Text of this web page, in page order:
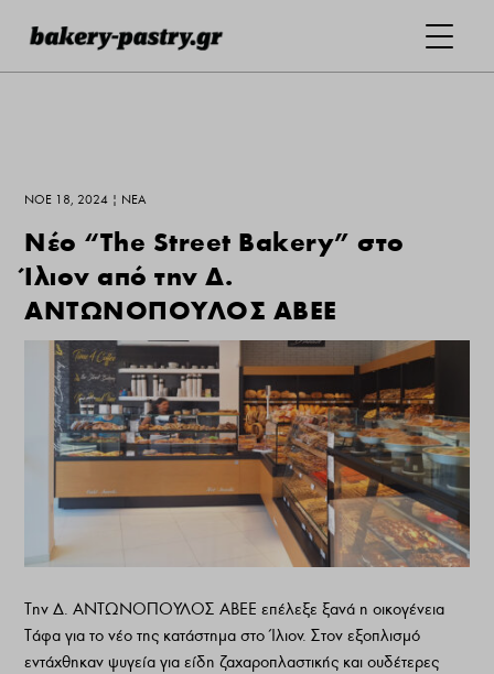
ΝΟΈ 18, 2024 | ΝΕΑ
Νέο “The Street Bakery” στο
Ίλιον από την Δ.
ΑΝΤΩΝΟΠΟΥΛΟΣ ΑΒΕΕ
Την Δ. ΑΝΤΩΝΟΠΟΥΛΟΣ ΑΒΕΕ επέλεξε ξανά η οικογένεια
Τάφα για το νέο της κατάστημα στο Ίλιον. Στον εξοπλισμό
εντάχθηκαν ψυγεία για είδη ζαχαροπλαστικής και ουδέτερες